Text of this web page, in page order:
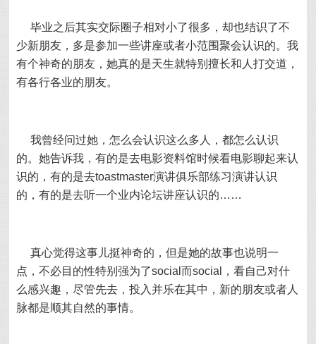
毕业之后其实交际圈子相对小了很多，却也结识了不
少新朋友，多是参加一些讲座或者小范围聚会认识的。我
有个神奇的朋友，她真的是天生就特别擅长和人打交道，
有各行各业的朋友。
我曾经问过她，怎么会认识这么多人，都怎么认识
的。她告诉我，有的是去电影资料馆时候看电影聊起来认
识的，有的是去toastmaster演讲俱乐部练习演讲认识
的，有的是去听一个业内论坛讲座认识的……
真心觉得这事儿挺神奇的，但是她的故事也说明一
点，不必目的性特别强为了social而social，看自己对什
么感兴趣，尽管先去，投入并乐在其中，新的朋友或者人
脉都是顺其自然的事情。